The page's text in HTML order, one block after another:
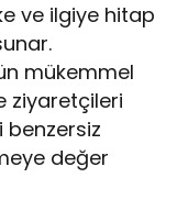
ve ilgiye hitap
mükemmel
ziyaretçileri
benzersiz
değer